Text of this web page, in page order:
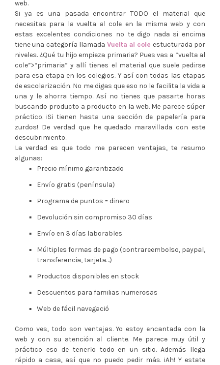
web.
Si ya es una pasada encontrar TODO el material que
necesitas para la vuelta al cole en la misma web y con
estas excelentes condiciones no te digo nada si encima
tiene una categoría llamada Vuelta al cole estucturada por
niveles. ¿Qué tu hijo empieza primaria? Pues vas a “vuelta al
cole”>“primaria” y allí tienes el material que suele pedirse
para esa etapa en los colegios. Y así con todas las etapas
de escolarización. No me digas que eso no le facilita la vida a
una y le ahorra tiempo. Así no tienes que pasarte horas
buscando producto a producto en la web. Me parece súper
práctico. ¡Si tienen hasta una sección de papelería para
zurdos! De verdad que he quedado maravillada con este
descubrimiento.
La verdad es que todo me parecen ventajas, te resumo
algunas:
Precio mínimo garantizado
Envío gratis (península)
Programa de puntos = dinero
Devolución sin compromiso 30 días
Envío en 3 días laborables
Múltiples formas de pago (contrareembolso, paypal,
transferencia, tarjeta…)
Productos disponibles en stock
Descuentos para familias numerosas
Web de fácil navegació
Como ves, todo son ventajas. Yo estoy encantada con la
web y con su atención al cliente. Me parece muy útil y
práctico eso de tenerlo todo en un sitio. Además llega
rápido a casa, así que no puedo pedir más. ¡Ah! Y estate